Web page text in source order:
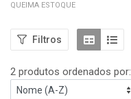
QUEIMA ESTOQUE
Filtros
2 produtos ordenados por: